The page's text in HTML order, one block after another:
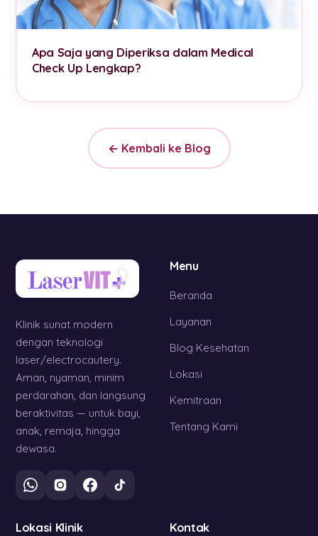
Apa Saja yang Diperiksa dalam Medical
Check Up Lengkap?
← Kembali ke Blog
Klinik sunat modern
dengan teknologi
laser/electrocautery.
Aman, nyaman, minim
perdarahan, dan langsung
beraktivitas — untuk bayi,
anak, remaja, hingga
dewasa.
Menu
Beranda
Layanan
Blog Kesehatan
Lokasi
Kemitraan
Tentang Kami
Lokasi Klinik Kontak